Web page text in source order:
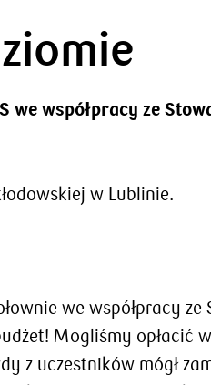
we współpracy ze
w Lublinie.
we współpracy
Mogliśmy opłacić
z uczestników mógł